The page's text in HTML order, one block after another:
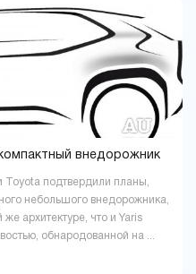
внедорожник
Toyota подтвердили планы,
небольшого внедорожника,
архитектуре, что и Yaris
обнародованной на ...